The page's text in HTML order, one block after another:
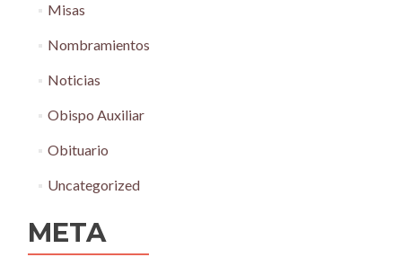
Misas
Nombramientos
Noticias
Obispo Auxiliar
Obituario
Uncategorized
META